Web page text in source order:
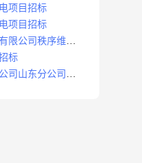
项目招标
项目招标
限公司秩序维护
标
司山东分公司济